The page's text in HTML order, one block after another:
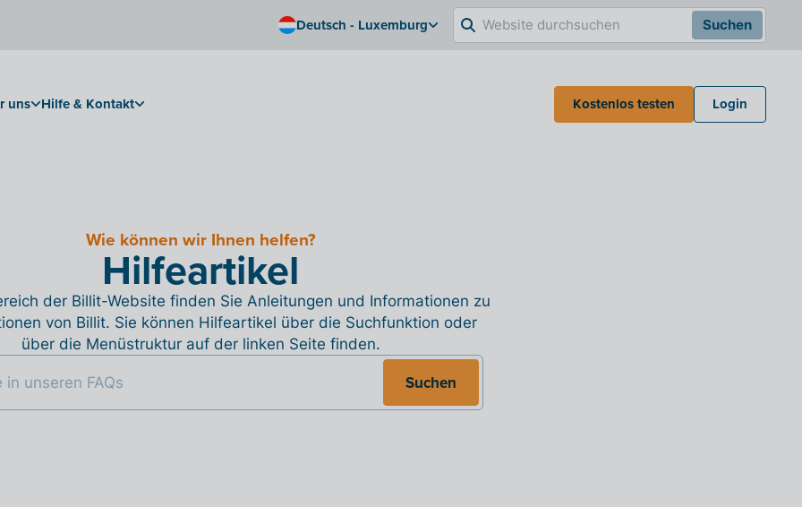
Deutsch - Luxemburg Suchen
uns Hilfe & Kontakt Kostenlos testen Login
Wie können wir Ihnen helfen?
Hilfeartikel
der Billit-Website finden Sie Anleitungen und Informationen zu
von Billit. Sie können Hilfeartikel über die Suchfunktion oder
über die Menüstruktur auf der linken Seite finden.
Suchen